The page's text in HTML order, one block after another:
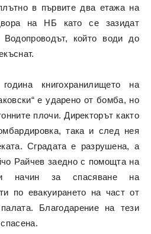
в първите два етажа на
на НБ като се зазидат
Водопроводът, който води до
книгохранилището на
е ударено от бомба, но
плочи. Директорът както
така и след нея
Сградата е разрушена, а
Райчев заедно с помощта на
начин за спасяване на
по евакуирането на част от
Благодарение на тези